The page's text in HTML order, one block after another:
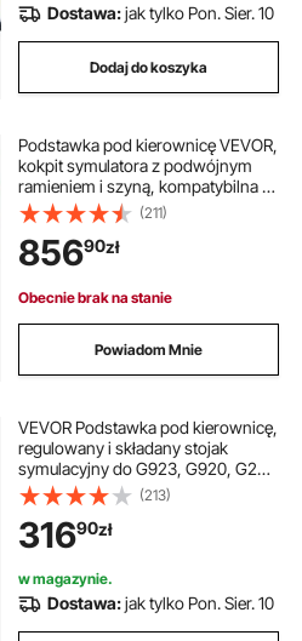
Dostawa:jak tylko Pon. Sier. 10
Dodaj do koszyka
Podstawka pod kierownicę VEVOR,
kokpit symulatora z podwójnym
ramieniem i szyną, kompatybilna z
pedałami Logitech G25, G27, G29,
G920, G923, Thrustmaster
T300RS, TX F458, T500RS, T3PA-
PRO (F1/GT) i CSR
(211)
85690zł
Obecnie brak na stanie
Powiadom Mnie
VEVOR Podstawka pod kierownicę,
regulowany i składany stojak
symulacyjny do G923, G920, G29,
G27, Thrustmaster T300RS TX,
F458, T500RS, T3PA-PRO (F1/GT),
kokpit do gier, symulator pedałów
nie jest dołączony, kompaktowy
(213)
31690zł
w magazynie.
Dostawa:jak tylko Pon. Sier. 10